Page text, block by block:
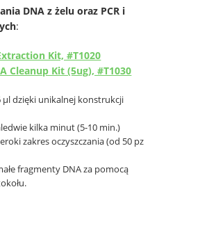
DNA z żelu oraz PCR i
:
Kit, #T1020
Cleanup Kit (5ug), #T1030
µl dzięki unikalnej konstrukcji
kilka minut (5-10 min.)
zakres oczyszczania (od 50 pz
fragmenty DNA za pomocą